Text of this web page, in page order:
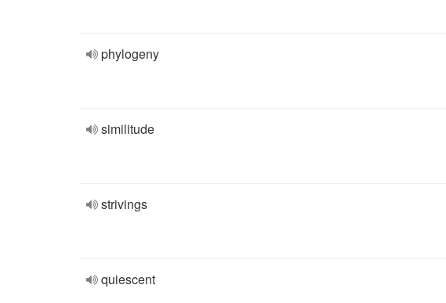
phylogeny
similitude
strivings
quiescent